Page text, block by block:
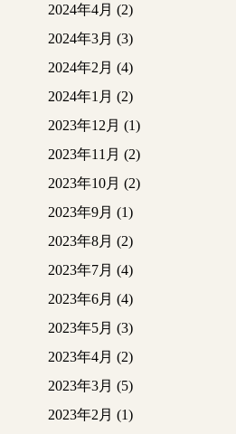
2024年4月 (2)
2024年3月 (3)
2024年2月 (4)
2024年1月 (2)
2023年12月 (1)
2023年11月 (2)
2023年10月 (2)
2023年9月 (1)
2023年8月 (2)
2023年7月 (4)
2023年6月 (4)
2023年5月 (3)
2023年4月 (2)
2023年3月 (5)
2023年2月 (1)